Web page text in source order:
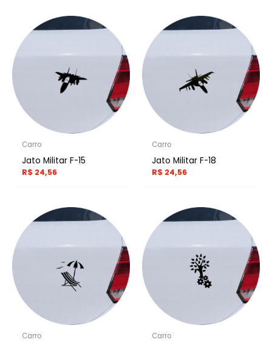
Carro
Jato Militar F-15
R$ 24,56
Carro
Jato Militar F-18
R$ 24,56
Carro Carro